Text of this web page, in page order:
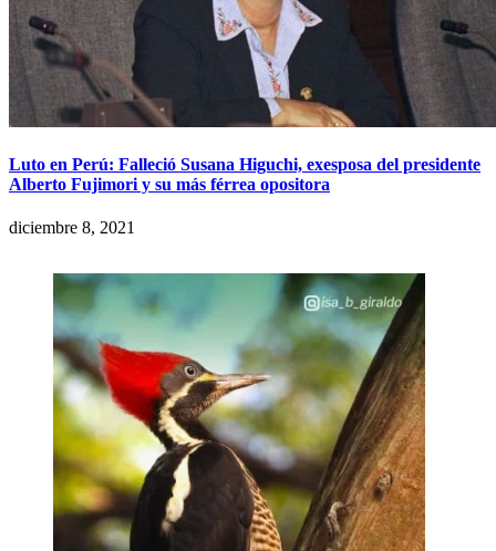
Luto en Perú: Falleció Susana Higuchi, exesposa del presidente
Alberto Fujimori y su más férrea opositora
diciembre 8, 2021